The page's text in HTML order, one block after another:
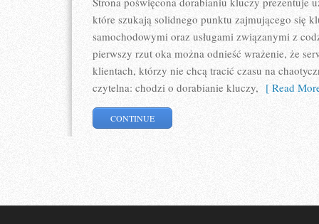
które szukają solidnego punktu zajmującego się
samochodowymi oraz usługami związanymi z
pierwszy rzut oka można odnieść wrażenie, że
klientach, którzy nie chcą tracić czasu na
czytelna: chodzi o dorabianie kluczy, [ Read
CONTINUE